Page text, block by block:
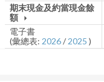
期末現金及約當現金餘
額 arrow_drop_down
電子書
(彙總表: 2026/ 2025 )